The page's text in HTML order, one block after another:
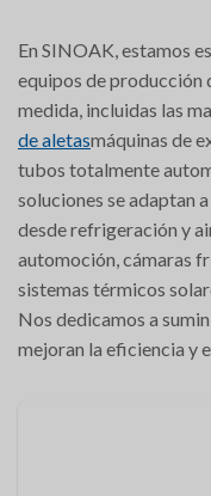
En SINOAK, estamos
equipos de producción
medida, incluidas las
de aletasmáquinas de
tubos totalmente
soluciones se adaptan
desde refrigeración y
automoción, cámaras
sistemas térmicos
Nos dedicamos a
mejoran la eficiencia y